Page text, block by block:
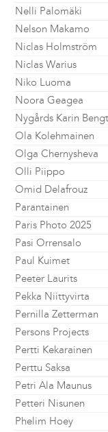
Nelli Palomäki
Nelson Makamo
Niclas Holmström
Niclas Warius
Niko Luoma
Noora Geagea
Nygårds Karin
Ola Kolehmainen
Olga Chernysheva
Olli Piippo
Omid Delafrouz
Parantainen
Paris Photo 2025
Pasi Orrensalo
Paul Kuimet
Peeter Laurits
Pekka Niittyvirta
Pernilla Zetterman
Persons Projects
Pertti Kekarainen
Perttu Saksa
Petri Ala Maunus
Petteri Nisunen
Phelim Hoey